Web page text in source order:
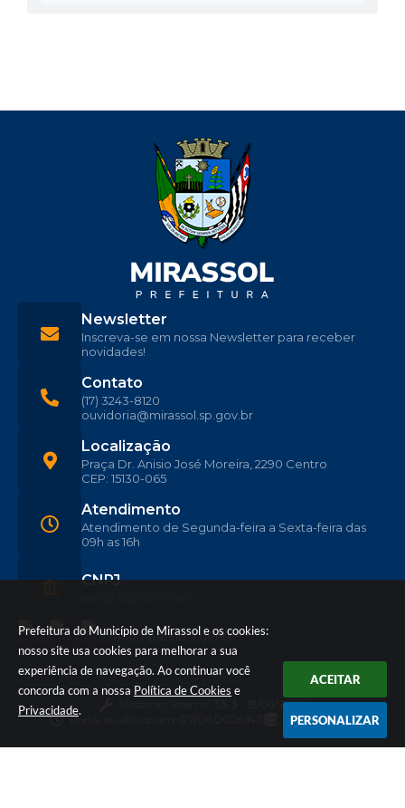
Prefeitura do Município de Mirassol e os cookies:
nosso site usa cookies para melhorar a sua
experiência de navegação. Ao continuar você
concorda com a nossa Política de Cookies e
Privacidade.
ACEITAR
PERSONALIZAR
Acompanhe a gente!
Localização
Praça Dr. Anisio José Moreira, 2290 Centro
CEP: 15130-065
Contato
(17) 3243-8120
ouvidoria@mirassol.sp.gov.br
Atendimento
Atendimento de Segunda-feira a Sexta-feira das
09h as 16h
CNPJ
Newsletter
Inscreva-se em nossa Newsletter para receber
novidades!
3.5.3 - 19/06/2026
Portal atualizado em:
Dados Abertos